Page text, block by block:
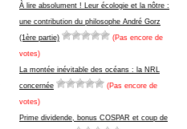
À lire absolument ! Leur écologie et la nôtre :
une contribution du philosophe André Gorz
(1ère partie)
(Pas encore de
votes)
La montée inévitable des océans : la NRL
concernée
(Pas encore de
votes)
Prime dividende, bonus COSPAR et coup de